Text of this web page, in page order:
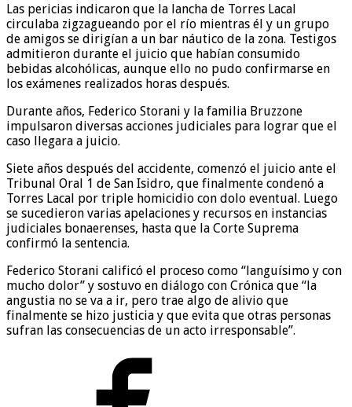
Las pericias indicaron que la lancha de Torres Lacal
circulaba zigzagueando por el río mientras él y un grupo
de amigos se dirigían a un bar náutico de la zona. Testigos
admitieron durante el juicio que habían consumido
bebidas alcohólicas, aunque ello no pudo confirmarse en
los exámenes realizados horas después.
Durante años, Federico Storani y la familia Bruzzone
impulsaron diversas acciones judiciales para lograr que el
caso llegara a juicio.
Siete años después del accidente, comenzó el juicio ante el
Tribunal Oral 1 de San Isidro, que finalmente condenó a
Torres Lacal por triple homicidio con dolo eventual. Luego
se sucedieron varias apelaciones y recursos en instancias
judiciales bonaerenses, hasta que la Corte Suprema
confirmó la sentencia.
Federico Storani calificó el proceso como “languísimo y con
mucho dolor” y sostuvo en diálogo con Crónica que “la
angustia no se va a ir, pero trae algo de alivio que
finalmente se hizo justicia y que evita que otras personas
sufran las consecuencias de un acto irresponsable”.